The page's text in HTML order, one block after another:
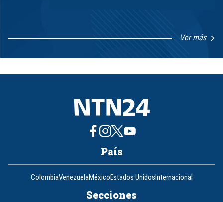
Ver más
1
8
País
ColombiaVenezuelaMéxicoEstados UnidosInternacional
Secciones